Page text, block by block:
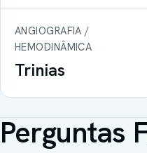
ANGIOGRAFIA /
HEMODINÂMICA
Trinias
Perguntas